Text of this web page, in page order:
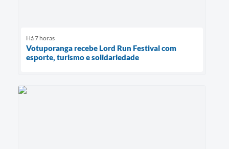
Há 7 horas
Votuporanga recebe Lord Run Festival com
esporte, turismo e solidariedade